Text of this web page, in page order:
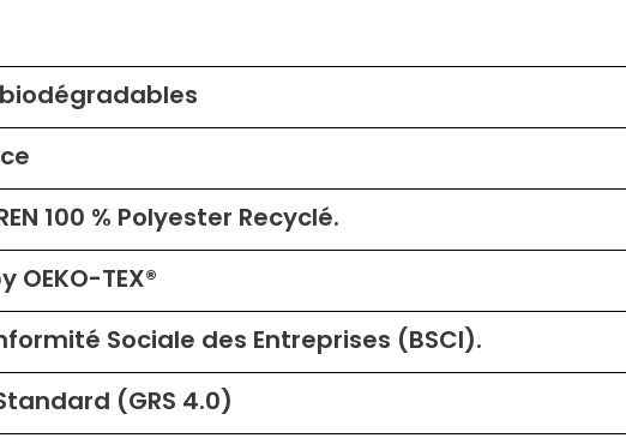
biodégradables
100 % Polyester Recyclé.
OEKO-TEX®
Sociale des Entreprises (BSCI).
(GRS 4.0)